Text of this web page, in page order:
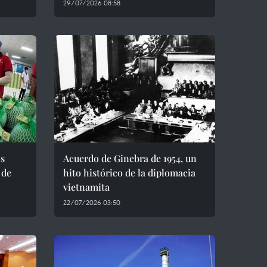
29/07/2026 08:58
Acuerdo de Ginebra de 1954, un
hito histórico de la diplomacia
vietnamita
22/07/2026 03:50